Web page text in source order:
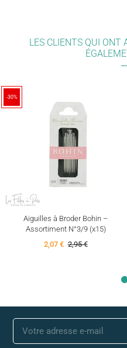
LES CLIENTS QUI ONT
-30%
Aiguilles à Broder Bohin –
Assortiment N°3/9 (x15)
2,07 € 2,95 €